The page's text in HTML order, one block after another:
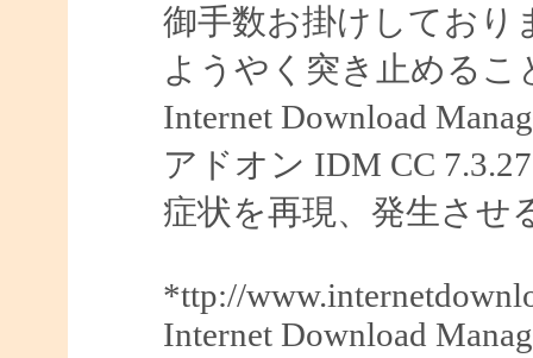
御手数お掛けしており
ようやく突き止めるこ
Internet Download
アドオン IDM CC
症状を再現、発生させ
*ttp://
Internet Download